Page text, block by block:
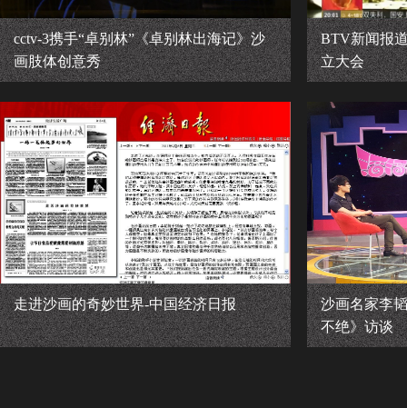
cctv-3携手“卓别林”《卓别林出海记》沙
画肢体创意秀
BTV新闻报
立大会
走进沙画的奇妙世界-中国经济日报
沙画名家李
不绝》访谈